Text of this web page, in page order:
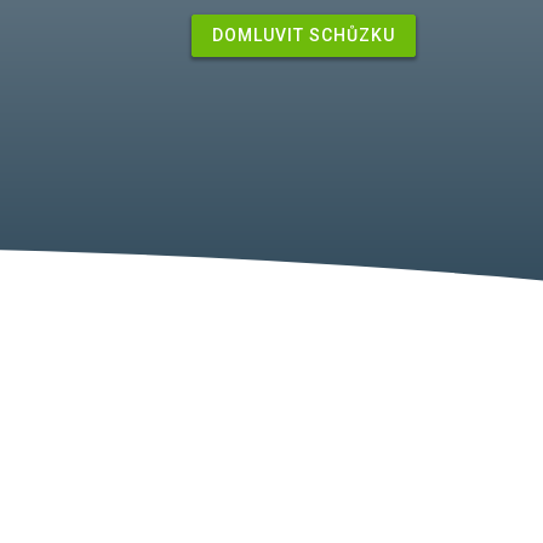
DOMLUVIT SCHŮZKU